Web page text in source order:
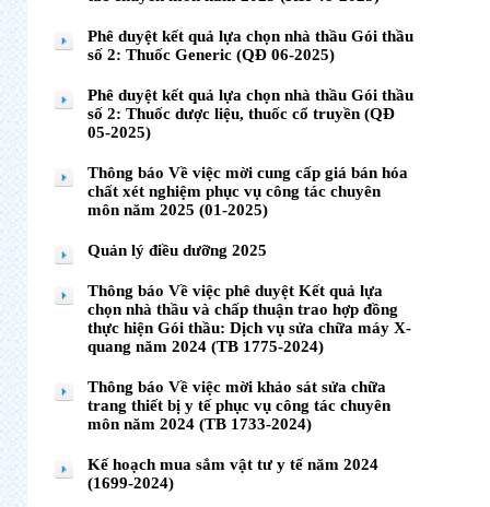
Phê duyệt kết quả lựa chọn nhà thầu Gói thầu
số 2: Thuốc Generic (QĐ 06-2025)
Phê duyệt kết quả lựa chọn nhà thầu Gói thầu
số 2: Thuốc dược liệu, thuốc cổ truyền (QĐ
05-2025)
Thông báo Về việc mời cung cấp giá bán hóa
chất xét nghiệm phục vụ công tác chuyên
môn năm 2025 (01-2025)
Quản lý điều dưỡng 2025
Thông báo Về việc phê duyệt Kết quả lựa
chọn nhà thầu và chấp thuận trao hợp đồng
thực hiện Gói thầu: Dịch vụ sửa chữa máy X-
quang năm 2024 (TB 1775-2024)
Thông báo Về việc mời khảo sát sửa chữa
trang thiết bị y tế phục vụ công tác chuyên
môn năm 2024 (TB 1733-2024)
Kế hoạch mua sắm vật tư y tế năm 2024
(1699-2024)